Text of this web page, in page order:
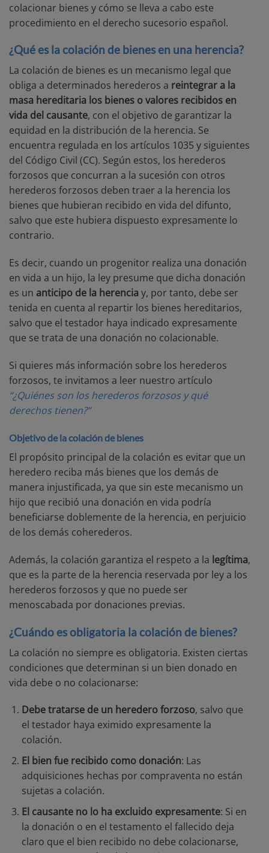
colacionar bienes y cómo se lleva a cabo este
procedimiento en el derecho sucesorio español.
¿Qué es la colación de bienes en una herencia?
La colación de bienes es un mecanismo legal que
obliga a determinados herederos a reintegrar a la
masa hereditaria los bienes o valores recibidos en
vida del causante, con el objetivo de garantizar la
equidad en la distribución de la herencia. Se
encuentra regulada en los artículos 1035 y siguientes
del Código Civil (CC). Según estos, los herederos
forzosos que concurran a la sucesión con otros
herederos forzosos deben traer a la herencia los
bienes que hubieran recibido en vida del difunto,
salvo que este hubiera dispuesto expresamente lo
contrario.
Es decir, cuando un progenitor realiza una donación
en vida a un hijo, la ley presume que dicha donación
es un anticipo de la herenciay, por tanto, debe ser
tenida en cuenta al repartir los bienes hereditarios,
salvo que el testador haya indicado expresamente
que se trata de una donación no colacionable.
Si quieres más información sobre los herederos
forzosos, te invitamos a leer nuestro artículo
“¿Quiénes son los herederos forzosos y qué
derechos tienen?”
Objetivo de la colación de bienes
El propósito principal de la colación es evitar que un
heredero reciba más bienes que los demás de
manera injustificada, ya que sin este mecanismo un
hijo que recibió una donación en vida podría
beneficiarse doblemente de la herencia, en perjuicio
de los demás coherederos.
Además, la colación garantiza el respeto a la legítima,
que es la parte de la herencia reservada por ley a los
herederos forzosos y que no puede ser
menoscabada por donaciones previas.
¿Cuándo es obligatoria la colación de bienes?
La colación no siempre es obligatoria. Existen ciertas
condiciones que determinan si un bien donado en
vida debe o no colacionarse:
Debe tratarse de un heredero forzoso, salvo que
el testador haya eximido expresamente la
colación.
El bien fue recibido como donación: Las
adquisiciones hechas por compraventa no están
sujetas a colación.
El causante no lo ha excluido expresamente: Si en
la donación o en el testamento el fallecido deja
claro que el bien recibido no debe colacionarse,